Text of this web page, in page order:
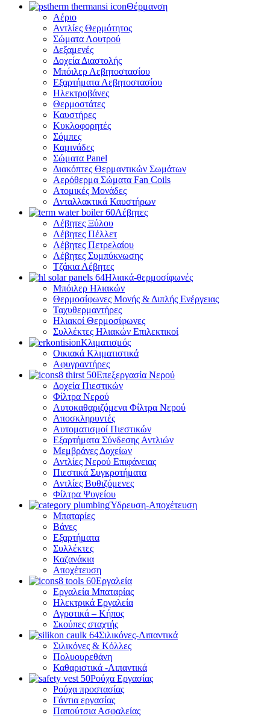
Θέρμανση
Αέριο
Αντλίες Θερμότητος
Σώματα Λουτρού
Δεξαμενές
Δοχεία Διαστολής
Μπόιλερ Λεβητοστασίου
Εξαρτήματα Λεβητοστασίου
Ηλεκτροβάνες
Θερμοστάτες
Καυστήρες
Κυκλοφορητές
Σόμπες
Καμινάδες
Σώματα Panel
Διακόπτες Θερμαντικών Σωμάτων
Αερόθερμα Σώματα Fan Coils
Ατομικές Μονάδες
Ανταλλακτικά Καυστήρων
Λέβητες
Λέβητες Ξύλου
Λέβητες Πέλλετ
Λέβητες Πετρελαίου
Λέβητες Συμπύκνωσης
Τζάκια Λέβητες
Ηλιακά-θερμοσίφωνές
Μπόιλερ Ηλιακών
Θερμοσίφωνες Μονής & Διπλής Ενέργειας
Ταχυθερμαντήρες
Ηλιακοί Θερμοσίφωνες
Συλλέκτες Ηλιακών Επιλεκτικοί
Κλιματισμός
Οικιακά Κλιματιστικά
Αφυγραντήρες
Επεξεργασία Νερού
Δοχεία Πιεστικών
Φίλτρα Νερού
Αυτοκαθαριζόμενα Φίλτρα Νερού
Αποσκληρυντές
Αυτοματισμοί Πιεστικών
Εξαρτήματα Σύνδεσης Αντλιών
Μεμβράνες Δοχείων
Αντλίες Νερού Επιφάνειας
Πιεστικά Συγκροτήματα
Αντλίες Βυθιζόμενες
Φίλτρα Ψυγείου
Ύδρευση-Αποχέτευση
Μπαταρίες
Βάνες
Εξαρτήματα
Συλλέκτες
Καζανάκια
Αποχέτευση
Εργαλεία
Εργαλεία Μπαταρίας
Ηλεκτρικά Εργαλεία
Αγροτικά – Κήπος
Σκούπες σταχτής
Σιλικόνες-Λιπαντικά
Σιλικόνες & Κόλλες
Πολυουρεθάνη
Καθαριστικά -Λιπαντικά
Ρούχα Εργασίας
Ρούχα προστασίας
Γάντια εργασίας
Παπούτσια Ασφαλείας